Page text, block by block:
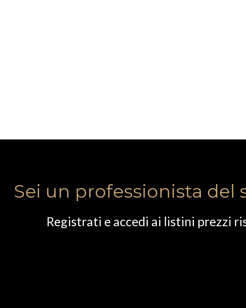
Sei un professionista del
Registrati e accedi ai listini prezzi